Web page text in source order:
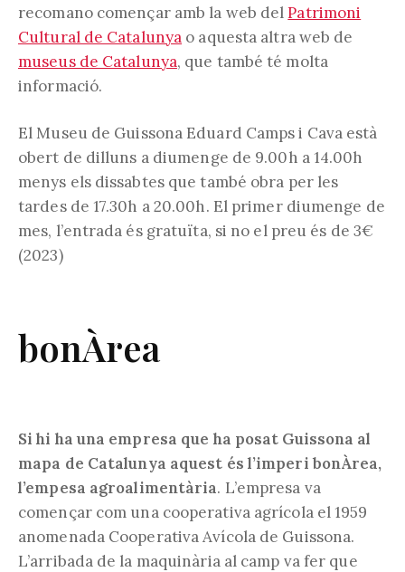
recomano començar amb la web delPatrimoni
Cultural de Catalunya o aquesta altra web de
museus de Catalunya, que també té molta
informació.
El Museu de Guissona Eduard Camps i Cava està
obert de dilluns a diumenge de 9.00h a 14.00h
menys els dissabtes que també obra per les
tardes de 17.30h a 20.00h. El primer diumenge de
mes, l’entrada és gratuïta, si no el preu és de 3€
(2023)
bonÀrea
Si hi ha una empresa que ha posat Guissona al
mapa de Catalunya aquest és l’imperi bonÀrea,
l’empesa agroalimentària. L’empresa va
començar com una cooperativa agrícola el 1959
anomenada Cooperativa Avícola de Guissona.
L’arribada de la maquinària al camp va fer que